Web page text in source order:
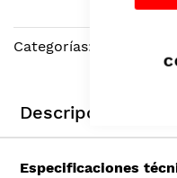
Categorías:
Descripción
Especificaciones